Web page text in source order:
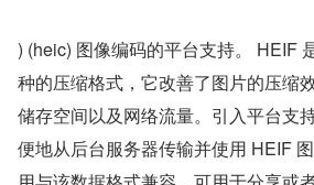
) (heic) 图像编码的平台支持。 HEIF
种的压缩格式，它改善了图片的压缩
储存空间以及网络流量。引入平台支
便地从后台服务器传输并使用 HEIF